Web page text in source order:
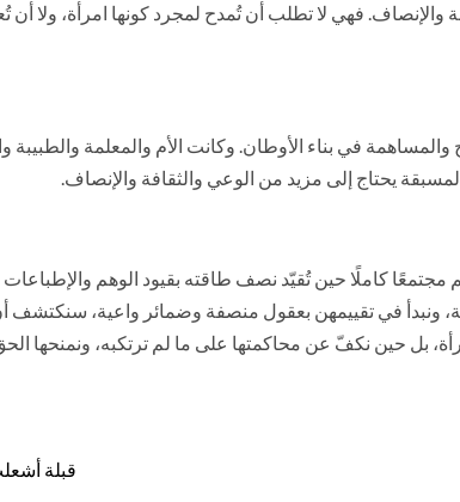
فهي لا تطلب أن تُمدح لمجرد كونها امرأة، ولا أن
والمساهمة في بناء الأوطان. وكانت الأم والمعلمة
يحتاج إلى مزيد من الوعي والثقافة والإنصاف.
كاملًا حين تُقيّد نصف طاقته بقيود الوهم
في تقييمهن بعقول منصفة وضمائر واعية، سنكتشف
بل حين نكفّ عن محاكمتها على ما لم ترتكبه،
قبلة